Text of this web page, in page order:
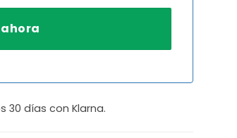
30 días con Klarna.